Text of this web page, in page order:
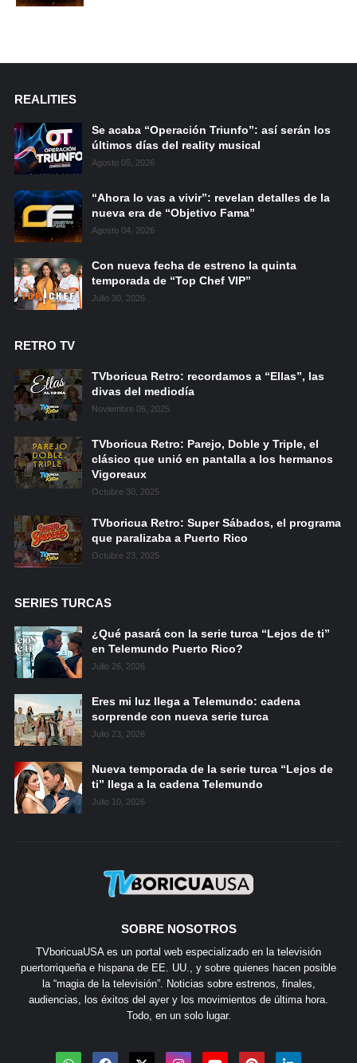
REALITIES
Se acaba “Operación Triunfo”: así serán los
últimos días del reality musical
Agosto 05, 2026
“Ahora lo vas a vivir”: revelan detalles de la
nueva era de “Objetivo Fama”
Agosto 04, 2026
Con nueva fecha de estreno la quinta
temporada de “Top Chef VIP”
Julio 30, 2026
RETRO TV
TVboricua Retro: recordamos a “Ellas”, las
divas del mediodía
Noviembre 06, 2025
TVboricua Retro: Parejo, Doble y Triple, el
clásico que unió en pantalla a los hermanos
Vigoreaux
Octubre 30, 2025
TVboricua Retro: Super Sábados, el programa
que paralizaba a Puerto Rico
Octubre 23, 2025
SERIES TURCAS
¿Qué pasará con la serie turca “Lejos de ti”
en Telemundo Puerto Rico?
Julio 26, 2026
Eres mi luz llega a Telemundo: cadena
sorprende con nueva serie turca
Julio 23, 2026
Nueva temporada de la serie turca “Lejos de
ti” llega a la cadena Telemundo
Julio 10, 2026
SOBRE NOSOTROS
TVboricuaUSA es un portal web especializado en la televisión
puertorriqueña e hispana de EE. UU., y sobre quienes hacen posible
la “magia de la televisión”. Noticias sobre estrenos, finales,
audiencias, los éxitos del ayer y los movimientos de última hora.
Todo, en un solo lugar.